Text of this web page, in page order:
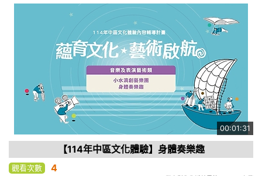
00:01:31
【114年中區文化體驗】身體奏樂趣
觀看次數 4